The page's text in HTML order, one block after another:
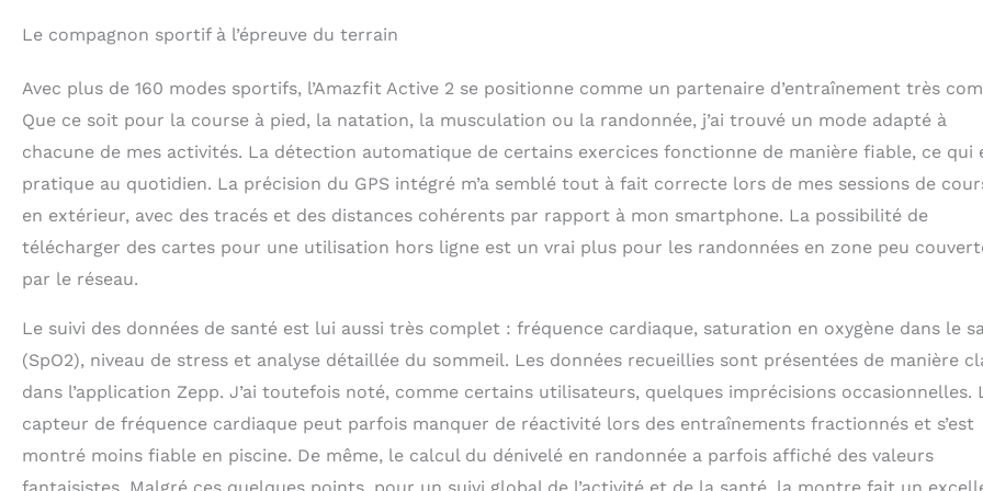
Le compagnon sportif à l’épreuve du terrain
Avec plus de 160 modes sportifs, l’Amazfit Active 2 se positionne comme un partenaire d’entraînement très
Que ce soit pour la course à pied, la natation, la musculation ou la randonnée, j’ai trouvé un mode adapté à
chacune de mes activités. La détection automatique de certains exercices fonctionne de manière fiable, ce qui
pratique au quotidien. La précision du GPS intégré m’a semblé tout à fait correcte lors de mes sessions de
en extérieur, avec des tracés et des distances cohérents par rapport à mon smartphone. La possibilité de
télécharger des cartes pour une utilisation hors ligne est un vrai plus pour les randonnées en zone peu
par le réseau.
Le suivi des données de santé est lui aussi très complet : fréquence cardiaque, saturation en oxygène dans le
(SpO2), niveau de stress et analyse détaillée du sommeil. Les données recueillies sont présentées de manière
dans l’application Zepp. J’ai toutefois noté, comme certains utilisateurs, quelques imprécisions occasionnelles.
capteur de fréquence cardiaque peut parfois manquer de réactivité lors des entraînements fractionnés et s’est
montré moins fiable en piscine. De même, le calcul du dénivelé en randonnée a parfois affiché des valeurs